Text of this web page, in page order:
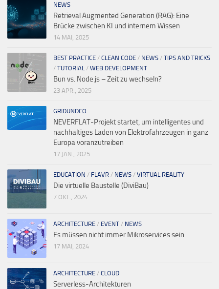
NEWS
Retrieval Augmented Generation (RAG): Eine
Brücke zwischen KI und internem Wissen
14 MAI, 2025
BEST PRACTICE / CLEAN CODE / NEWS / TIPS AND TRICKS
/ TUTORIAL / WEB DEVELOPMENT
Bun vs. Node.js – Zeit zu wechseln?
23 APR., 2025
GRIDUNDCO
NEVERFLAT-Projekt startet, um intelligentes und
nachhaltiges Laden von Elektrofahrzeugen in ganz
Europa voranzutreiben
17 JAN., 2025
EDUCATION / FLAVR / NEWS / VIRTUAL REALITY
Die virtuelle Baustelle (DiviBau)
7 OKT., 2024
ARCHITECTURE / EVENT / NEWS
Es müssen nicht immer Mikroservices sein
17 MAI, 2024
ARCHITECTURE / CLOUD
Serverless-Architekturen